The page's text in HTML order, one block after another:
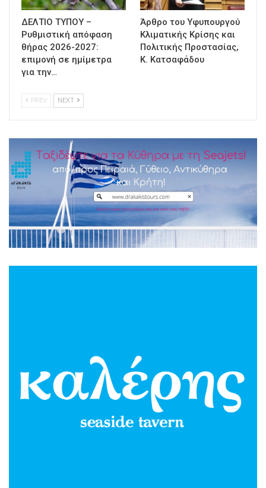
ΔΕΛΤΙΟ ΤΥΠΟΥ –
Ρυθμιστική απόφαση
θήρας 2026-2027:
επιμονή σε ημίμετρα
για την…
Άρθρο του Υφυπουργού
Κλιματικής Κρίσης και
Πολιτικής Προστασίας,
Κ. Κατσαφάδου
PREV NEXT